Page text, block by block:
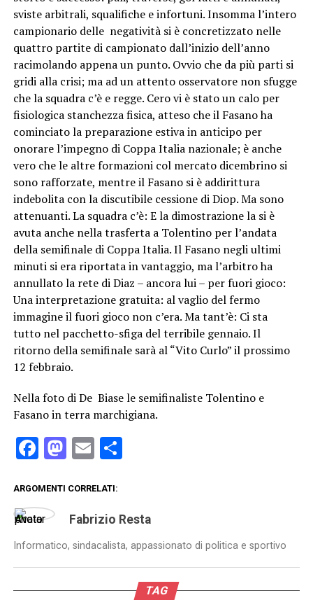
sviste arbitrali, squalifiche e infortuni. Insomma l’intero
campionario delle negatività si è concretizzato nelle
quattro partite di campionato dall’inizio dell’anno
racimolando appena un punto. Ovvio che da più parti si
gridi alla crisi; ma ad un attento osservatore non sfugge
che la squadra c’è e regge. Cero vi è stato un calo per
fisiologica stanchezza fisica, atteso che il Fasano ha
cominciato la preparazione estiva in anticipo per
onorare l’impegno di Coppa Italia nazionale; è anche
vero che le altre formazioni col mercato dicembrino si
sono rafforzate, mentre il Fasano si è addirittura
indebolita con la discutibile cessione di Diop. Ma sono
attenuanti. La squadra c’è: E la dimostrazione la si è
avuta anche nella trasferta a Tolentino per l’andata
della semifinale di Coppa Italia. Il Fasano negli ultimi
minuti si era riportata in vantaggio, ma l’arbitro ha
annullato la rete di Diaz – ancora lui – per fuori gioco:
Una interpretazione gratuita: al vaglio del fermo
immagine il fuori gioco non c’era. Ma tant’è: Ci sta
tutto nel pacchetto-sfiga del terribile gennaio. Il
ritorno della semifinale sarà al “Vito Curlo” il prossimo
12 febbraio.
Nella foto di De Biase le semifinaliste Tolentino e
Fasano in terra marchigiana.
Facebook
Mastodon
EmailCondividi
ARGOMENTI CORRELATI:
Fabrizio Resta
Informatico, sindacalista, appassionato di politica e sportivo
TAG